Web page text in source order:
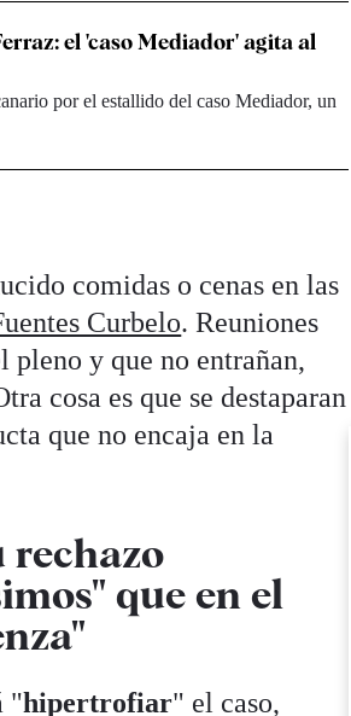
el 'caso Mediador' agita al
por el estallido del caso Mediador, un
comidas o cenas en las
Curbelo. Reuniones
pleno y que no entrañan,
cosa es que se destaparan
que no encaja en la
rechazo
que en el
"hipertrofiar" el caso,